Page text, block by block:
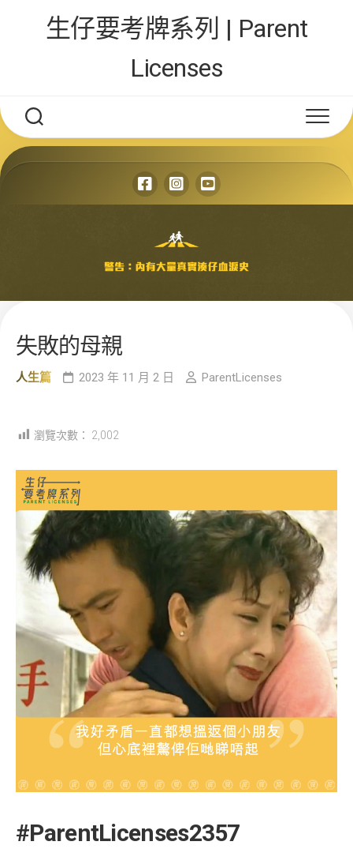
生仔要考牌系列 | Parent
Licenses
失敗的母親
人生篇 2023 年 11 月 2 日 ParentLicenses
瀏覽次數： 2,002
#ParentLicenses2357